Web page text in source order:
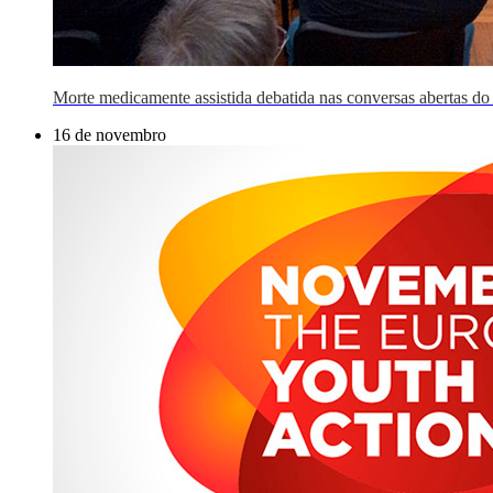
Morte medicamente assistida debatida nas conversas abertas do
16 de novembro